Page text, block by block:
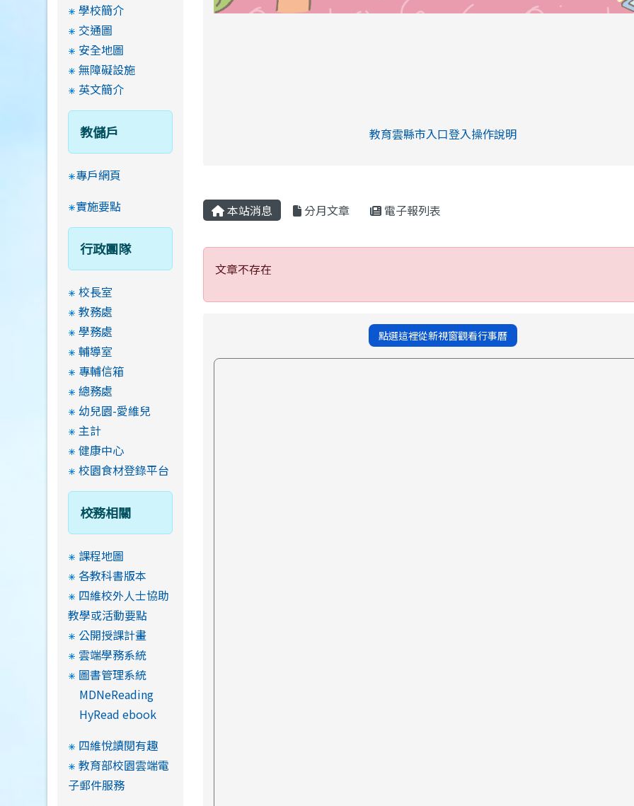
link to https://eliteracy.edu.tw/
link to https://eliteracy.edu.tw/Shorts/
教育雲縣市入口登入操作說明
link to https://eliteracy.edu.tw/
本站消息 分月文章 電子報列表
文章不存在
文章不存在
點選這裡從新視窗觀看行事曆
學校簡介
交通圖
安全地圖
無障礙設施
英文簡介
教儲戶
專戶網頁
實施要點
行政團隊
校長室
教務處
學務處
輔導室
專輔信箱
總務處
幼兒園-愛維兒
主計
健康中心
校園食材登錄平台
校務相關
課程地圖
各教科書版本
四維校外人士協助
教學或活動要點
公開授課計畫
雲端學務系統
圖書管理系統
MDNeReading
HyRead ebook
四維悅讀閱有趣
教育部校園雲端電
子郵件服務